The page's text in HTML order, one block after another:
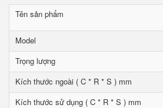
Tên sản phẩm
Model
Trọng lượng
Kích thước ngoài ( C * R * S ) mm
Kích thước sử dụng ( C * R * S ) mm